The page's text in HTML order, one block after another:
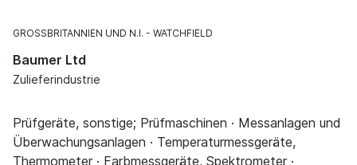
GROSSBRITANNIEN UND N.I. WATCHFIELD
Baumer Ltd
Zulieferindustrie
Prüfgeräte, sonstige; Prüfmaschinen · Messanlagen und
Überwachungsanlagen · Temperaturmessgeräte,
Thermometer · Farbmessgeräte, Spektrometer ·